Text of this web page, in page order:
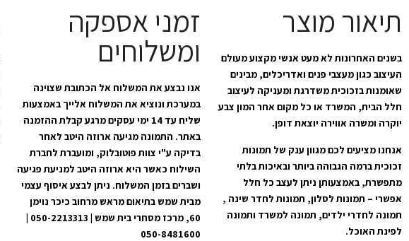
תיאור מוצר
בשנים האחרונות לא מעט אנשי מקצוע מעולם
העיצוב כגון מעצבי פנים ואדריכלים, מבינים
שאומנות בזכוכית משדרגת ומעניקה לעיצוב
חלל הבית, המשרד או כל מקום אחר המון צבע
יוקרה ומשרה אווירה יוצאת דופן.
אנחנו מציעים לכם מגוון ענק של תמונות
זכוכית ברמה הגבוהה ביותר ובאיכות בלתי
מתפשרת, באמצעותן ניתן לעצב כל חלל
אפשרי – תמונות לסלון, תמונות לחדר שינה ,
תמונה לחדרי ילדים, תמונה למשרד ותמונה
לפינת האוכל.
זמני אספקה
ומשלוחים
אנו נבצע את המשלוח אל הכתובת שצוינה
במערכת ונוציא את המשלוח אלייך באמצעות
שליח עד 14 ימי עסקים מרגע קבלת ההזמנה
באתר. התמונה מגיעה ארוזה היטב לאחר
בדיקה ע"י צוות פוטובלוק, ומועברת לחברת
השילוח כאשר היא ארוזה היטב למניעת פגיעה
ושברים בזמן המשלוח. ניתן לבצע איסוף עצמי
מבית שמש בתיאום מראש מרחוב כיכר נוימן
60, מרכז מסחרי בית שמש | 050-2213313 |
050-8481600